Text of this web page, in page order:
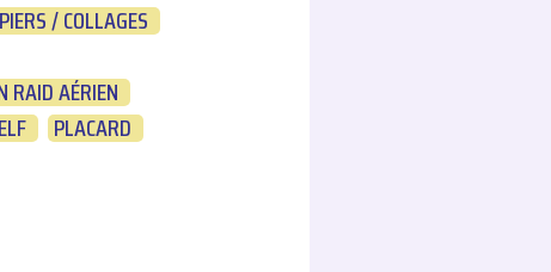
/ COLLAGES
RAID AÉRIEN
PLACARD